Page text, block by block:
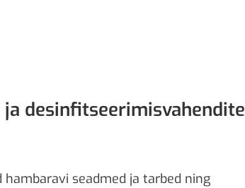
desinfitseerimisvahendite
seadmed ja tarbed ning